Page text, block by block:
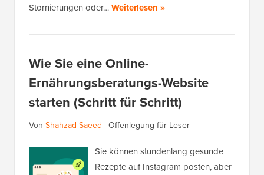
Stornierungen oder…Weiterlesen »
Wie Sie eine Online-
Ernährungsberatungs-Website
starten (Schritt für Schritt)
Von Shahzad Saeed | Offenlegung für Leser
Sie können stundenlang gesunde
Rezepte auf Instagram posten, aber